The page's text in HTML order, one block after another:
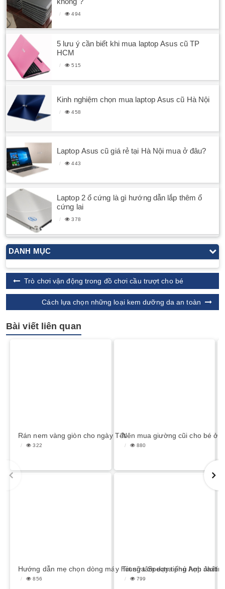
494
5 lưu ý cần biết khi mua laptop Asus cũ TP
HCM
515
Kinh nghiệm chọn mua laptop Asus cũ Hà Nội
458
Laptop Asus cũ giá rẻ tại Hà Nội mua ở đâu?
443
Laptop 2 ổ cứng là gì hướng dẫn lắp thêm ổ
cứng lai
378
DANH MỤC
Trò chơi vận động trong đồ chơi cầu trượt cho bé
Cách lựa chọn những loại kem dưỡng da an toàn
Bài viết liên quan
Rán nem vàng giòn cho ngày Tết
322
Hướng dẫn mẹ chọn dòng máy hút sữa Spectra phù hợp nhất
856
Nên mua giường cũi cho bé ở
880
Trung tâm dạy tiếng Anh
799